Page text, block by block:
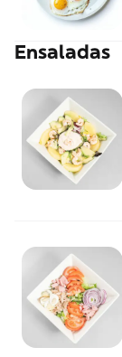
Ensaladas